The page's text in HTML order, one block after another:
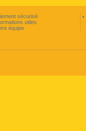
sécurisé
utiles
équipe